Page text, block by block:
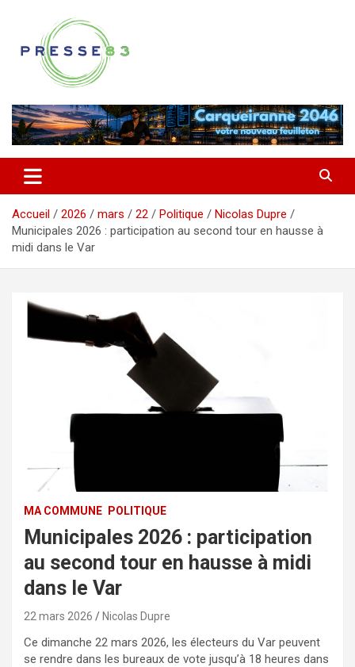
contenu
Presse 83
Accueil 2026 mars 22 Politique
Nicolas Dupre
Municipales 2026 : participation au second tour en hausse à
midi dans le Var
MA COMMUNE POLITIQUE
Municipales 2026 : participation
au second tour en hausse à midi
dans le Var
22 mars 2026 Nicolas Dupre
Ce dimanche 22 mars 2026, les électeurs du Var peuvent
se rendre dans les bureaux de vote jusqu’à 18 heures dans